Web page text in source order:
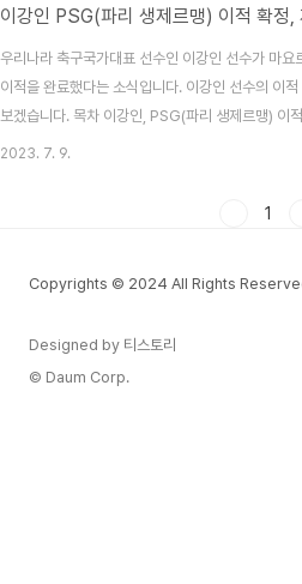
우리나라 축구국가대표 선수인 이강인 선수가 마
이적을 완료했다는 소식입니다. 이강인 선수의 이
보겠습니다. 목차 이강인, PSG(파리 생제르맹) 이
호는 19번 PSG는 공식 홈페이지를 통해 이강인 선
죠(슛돌이 이야기는 제가 넣은 ..
2023. 7. 9.
1
Copyrights © 2024 All Rights
Designed by 티스토리
© Daum Corp.